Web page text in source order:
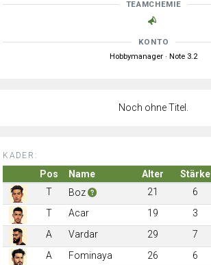
TEAMCHEMIE
KONTO
Hobbymanager · Note 3.2
Noch ohne Titel.
KADER:
Pos Name Alter Stärke
T
Boz 21 6
T
Acar 19 3
A
Vardar 29 7
A
Fominaya 26 6